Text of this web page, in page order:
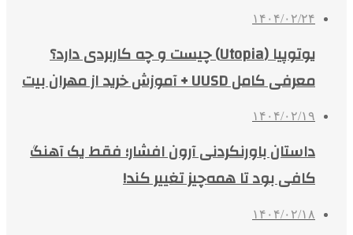
۱۴۰۴/۰۲/۲۴
یوتوپیا (Utopia) چیست و چه کاربردی دارد؟
معرفی کامل UUSD + آموزش خرید از مهران بیت
۱۴۰۴/۰۲/۱۹
داستان باورنکردنی آرون افشار؛ فقط یک آهنگ
کافی بود تا همه‌چیز تغییر کند!
۱۴۰۴/۰۲/۱۸